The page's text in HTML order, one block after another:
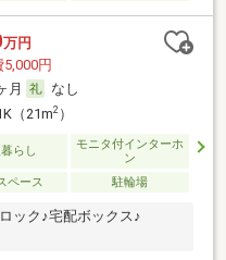
万円
円
月
なし
（21m2）
らし
モニタ付インターホ
ン
ペース 駐輪場
ック♪宅配ボックス♪